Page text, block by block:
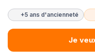
+5 ans d'ancienneté
Je